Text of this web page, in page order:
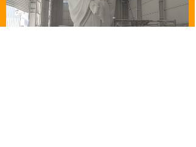
낀
首页
뀵
产品
ꂅ
电话
넙
我的